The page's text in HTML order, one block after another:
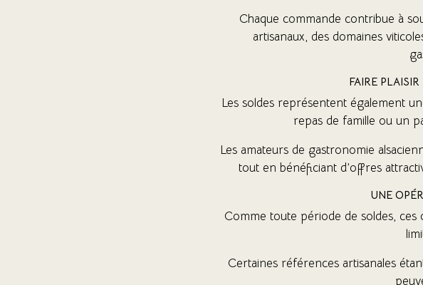
Chaque commande contribue à
artisanaux, des domaines
FAIRE
Les soldes représentent également
repas de famille ou un
Les amateurs de gastronomie
tout en bénéficiant d’offres
UNE
Comme toute période de soldes,
Certaines références artisanales